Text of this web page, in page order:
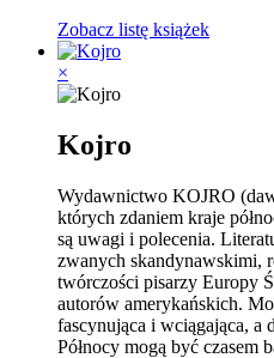
Zobacz listę książek
×
Kojro
Wydawnictwo KOJRO
których zdaniem kraje
są uwagi i polecenia.
zwanych skandynawskimi,
twórczości pisarzy Europy
autorów amerykańskich.
fascynująca i wciągająca, a
Północy mogą być czasem